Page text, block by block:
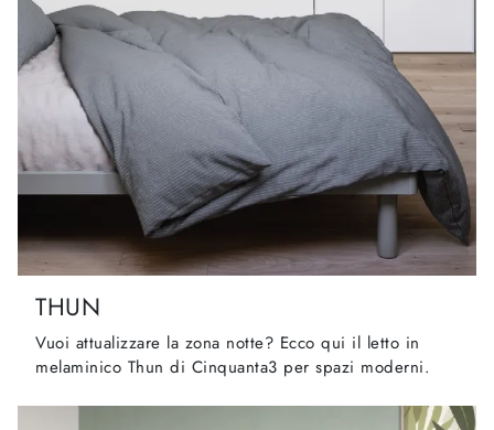
THUN
Vuoi attualizzare la zona notte? Ecco qui il letto in
melaminico Thun di Cinquanta3 per spazi moderni.